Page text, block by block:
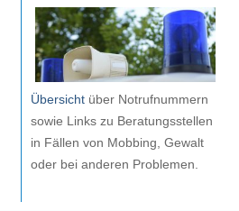
Übersichtüber Notrufnummern
sowie Links zu Beratungsstellen
in Fällen von Mobbing, Gewalt
oder bei anderen Problemen.